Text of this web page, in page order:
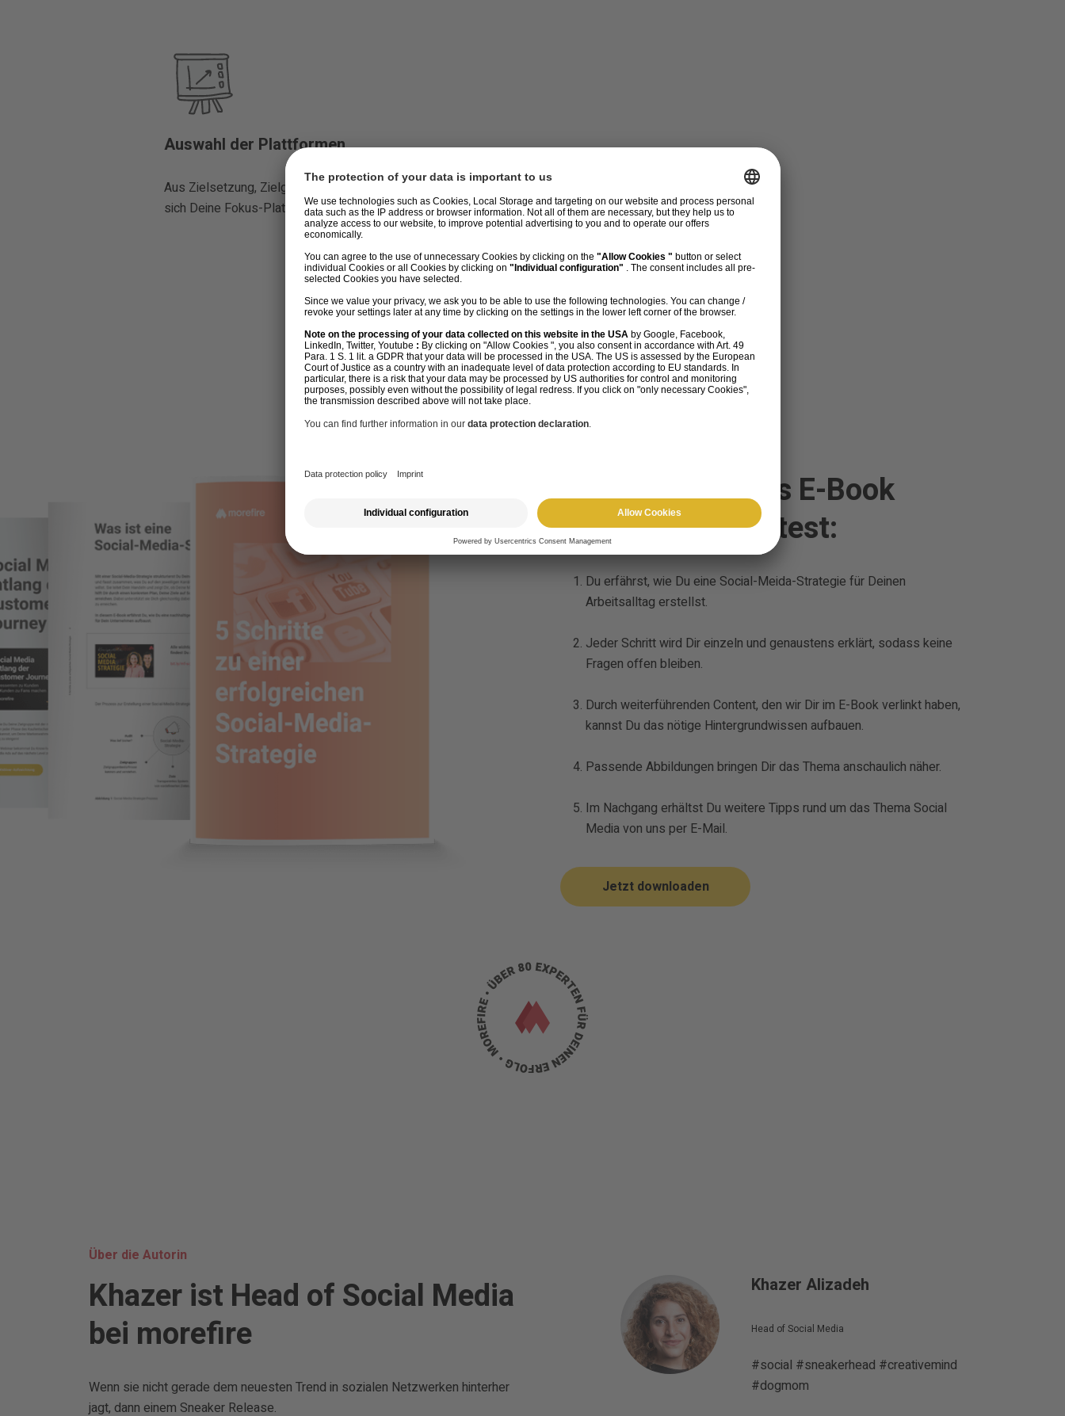
Auswahl der Plattformen
Aus Zielsetzung, Zielgruppe und Content ergeben
sich Deine Fokus-Plattformen
Download Kompakt-Guide
Warum Du dieses E-Book
downloaden solltest:
Du erfährst, wie Du eine Social-Meida-Strategie für Deinen
Arbeitsalltag erstellst.
Jeder Schritt wird Dir einzeln und genaustens erklärt, sodass keine
Fragen offen bleiben.
Durch weiterführenden Content, den wir Dir im E-Book verlinkt haben,
kannst Du das nötige Hintergrundwissen aufbauen.
Passende Abbildungen bringen Dir das Thema anschaulich näher.
Im Nachgang erhältst Du weitere Tipps rund um das Thema Social
Media von uns per E-Mail.
Jetzt downloaden
Über die Autorin
Khazer ist Head of Social Media
bei morefire
Wenn sie nicht gerade dem neuesten Trend in sozialen Netzwerken hinterher
jagt, dann einem Sneaker Release.
Khazer Alizadeh
Head of Social Media
#social #sneakerhead #creativemind
#dogmom